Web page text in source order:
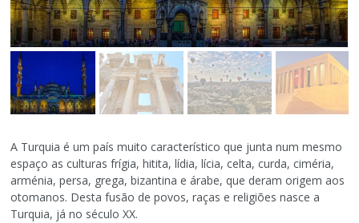
A Turquia é um país muito característico que junta num mesmo
espaço as culturas frígia, hitita, lídia, lícia, celta, curda, ciméria,
arménia, persa, grega, bizantina e árabe, que deram origem aos
otomanos. Desta fusão de povos, raças e religiões nasce a
Turquia, já no século XX.